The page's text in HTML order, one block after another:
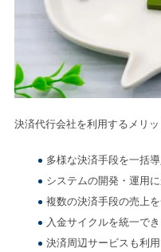
決済代行会社を利用するメリッ
多様な決済手段を一括
システムの開発・運用
複数の決済手段の売上
入金サイクルを統一で
決済周辺サービスも利